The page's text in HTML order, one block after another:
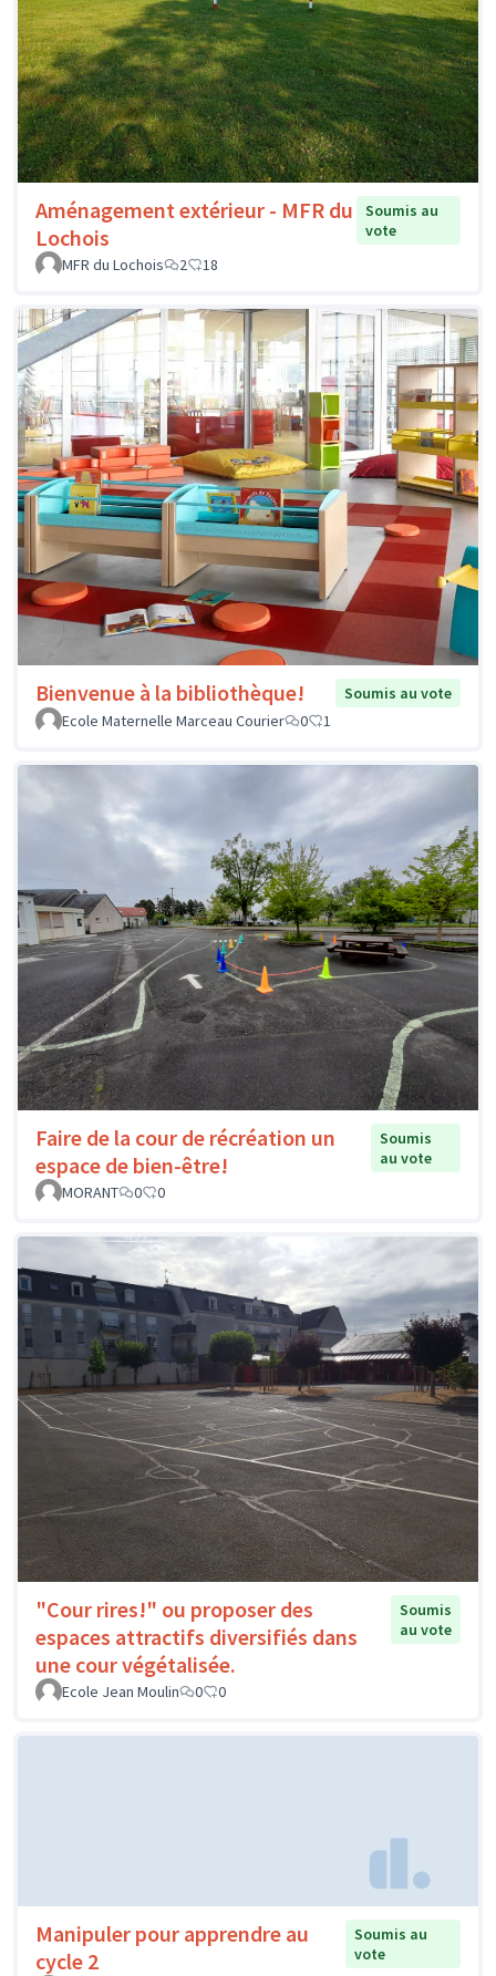
Aménagement extérieur - MFR du
Lochois
Soumis au
vote
MFR du Lochois
2 18
Bienvenue à la bibliothèque!
Soumis au vote
Ecole Maternelle Marceau Courier
0 1
Faire de la cour de récréation un
espace de bien-être!
Soumis
au vote
MORANT
0 0
"Cour rires!" ou proposer des
espaces attractifs diversifiés dans
une cour végétalisée.
Soumis
au vote
Ecole Jean Moulin 0 0
Manipuler pour apprendre au
cycle 2
Soumis au
vote